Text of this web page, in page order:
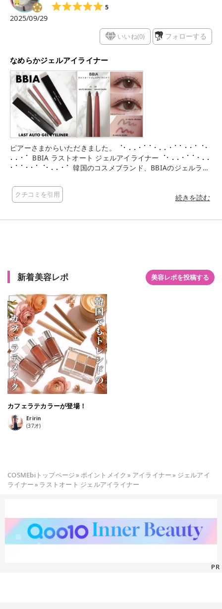
5
2025/09/29
いいね(0) フォローする
なめらかジェルアイライナー
ピアーさまからいただきました。 ⠈⠂⠄⠄⠂⠁⠁⠂⠄⠄⠂⠁⠁⠂⠂⠁⠈⠂
⠄⠄⠂⠁ BBIA ラストオート ジェルアイライナー ⠈⠂⠄⠄⠂⠁⠁⠂⠄⠄
⠂⠁⠁⠂⠂⠁⠈⠂⠄⠄⠂⠁ 韓国のコスメブランド、BBIAのジェルライ
チュラルな仕上がりのアイメイクを楽しむことができます♡ 20
モーヴバーン ほんのり血色感のある影色モーヴブラウン。 下ま
21 ミュートブラウン 自然なアッシュブラウン。 どんなメイク
クチコミを引用 続きを読む
新着美容レポ 美容レポを投稿する
カフェラテカラーが登場！
Eririn
(37才)
COSMEbiトップページ» ポイントメイク » アイライナー» ジェルアイ
ライナー» ラストオート ジェルアイライナー
PR